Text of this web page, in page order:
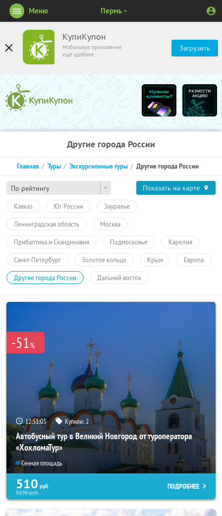
КупиКупон
Мобильное приложение
ещё удобнее
Загрузить
Меню Пермь
Другие города России
По рейтингу
Главная Туры Экскурсионные туры Другие города России
Показать на карте
Кавказ Юг России Зауралье
Ленинградская область Москва
Прибалтика и Скандинавия Подмосковье Карелия
Санкт-Петербург Золотое кольцо Крым Европа
Другие города России Дальний восток
-51%
12:51:03 Купили: 2
Автобусный тур в Великий Новгород от туроператора
«ХохломаТур»
Сенная площадь
510 руб.
5190руб.
ПОДРОБНЕЕ